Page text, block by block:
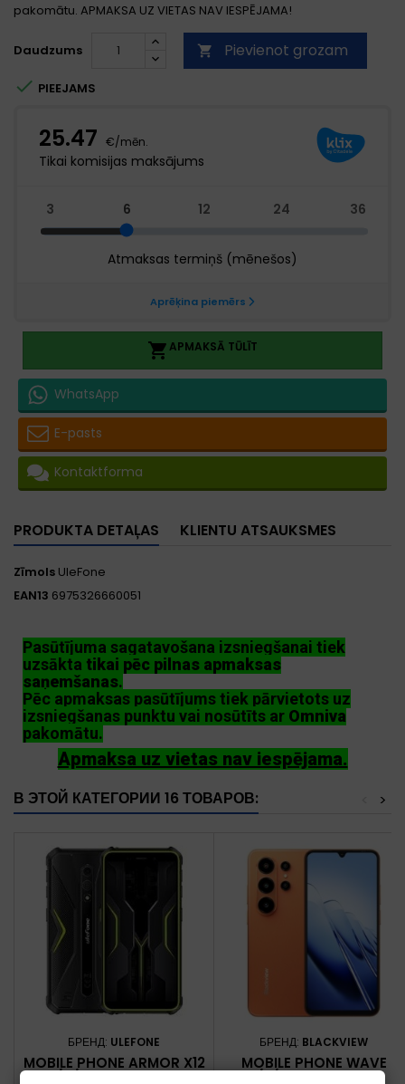
pakomātu. APMAKSA UZ VIETAS NAV IESPĒJAMA!
Daudzums  Pievienot grozam
 PIEEJAMS
APMAKSĀ TŪLĪT
WhatsApp
E-pasts
Kontaktforma
PRODUKTA DETAĻAS KLIENTU ATSAUKSMES
Zīmols UleFone
EAN13 6975326660051
Pasūtījuma sagatavošana izsniegšanai tiek
uzsākta tikai pēc pilnas apmaksas
saņemšanas.
Pēc apmaksas pasūtījums tiek pārvietots uz
izsniegšanas punktu vai nosūtīts ar Omniva
pakomātu.
Apmaksa uz vietas nav iespējama.
В ЭТОЙ КАТЕГОРИИ 16 ТОВАРОВ: >
БРЕНД: ULEFONE
MOBILE PHONE ARMOR X12
БРЕНД: BLACKVIEW
MOBILE PHONE WAVE
10/8/128GB ORANGE